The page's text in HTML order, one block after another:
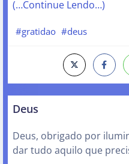
(…Continue Lendo…)
#gratidao #deus
Deus
Deus, obrigado por
dar tudo aquilo que